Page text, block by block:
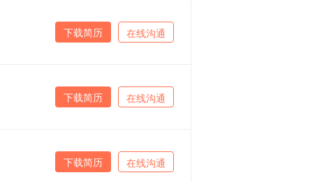
在线沟通
下载简历
在线沟通
下载简历
在线沟通
下载简历